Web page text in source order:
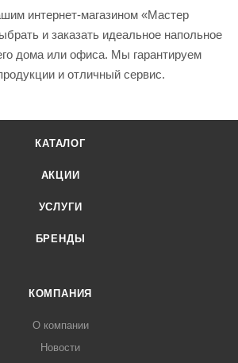
интернет-магазином «Мастер
и заказать идеальное напольное
дома или офиса. Мы гарантируем
и отличный сервис.
КАТАЛОГ
АКЦИИ
УСЛУГИ
БРЕНДЫ
КОМПАНИЯ
О компании
Новости